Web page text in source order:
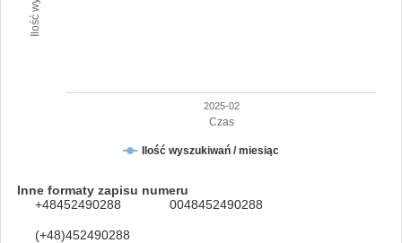
Czas
Ilość wyszukiwań / miesiąc
2025-02
Inne formaty zapisu numeru
+48452490288
0048452490288
(+48)452490288